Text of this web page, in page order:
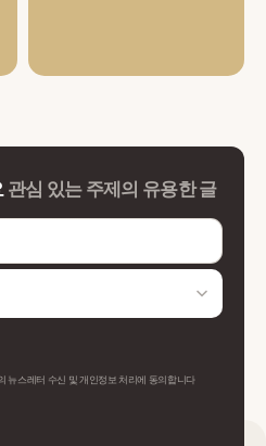
관심 있는 주제의 유용한 글
뉴스레터 수신 및 개인정보 처리에 동의합니다